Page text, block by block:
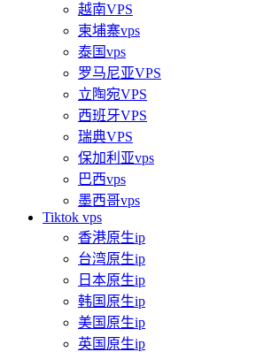
越南VPS
柬埔寨vps
泰国vps
罗马尼亚VPS
立陶宛VPS
西班牙VPS
瑞典VPS
保加利亚vps
巴西vps
墨西哥vps
Tiktok vps
香港原生ip
台湾原生ip
日本原生ip
韩国原生ip
美国原生ip
英国原生ip